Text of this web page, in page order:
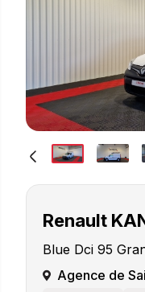
Renault
Blue Dci 95
Agence de